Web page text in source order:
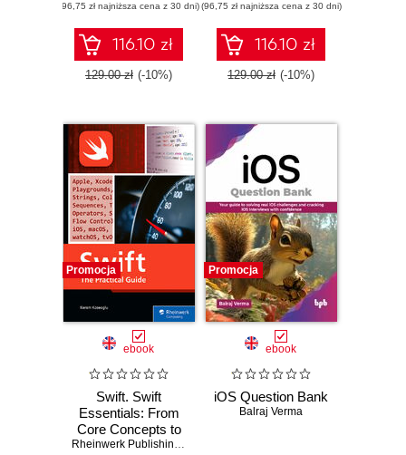
Models, MCP
agents, Clean
Architecture, and
TDD
(96,75 zł najniższa cena z 30 dni)
116.10 zł
129.00 zł (-10%)
tamper-proof, and
secure iOS
applications
(96,75 zł najniższa cena z 30 dni)
116.10 zł
129.00 zł (-10%)
Promocja
ebook
Swift. Swift
Essentials: From
Core Concepts to
Building Real- Rheinwerk Publishing,
Promocja
ebook
iOS Question Bank
Balraj Verma